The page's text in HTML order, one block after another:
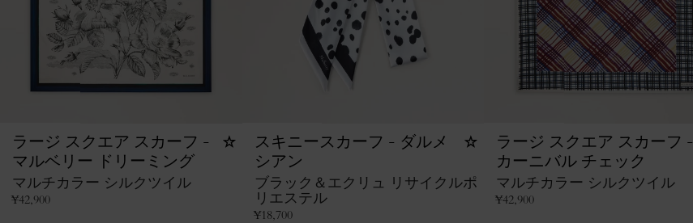
ラージ スクエア スカーフ -
マルベリー ドリーミング
マルチカラー シルクツイル
¥42,900
スキニースカーフ - ダルメ
シアン
ブラック＆エクリュ リサイクルポ
リエステル
¥18,700
ラージ スクエア スカーフ -
カーニバル チェック
マルチカラー シルクツイル
¥42,900